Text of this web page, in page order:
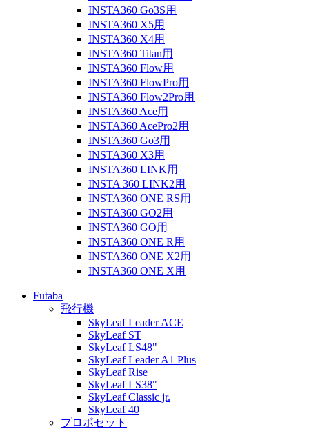
INSTA360 Go3S用
INSTA360 X5用
INSTA360 X4用
INSTA360 Titan用
INSTA360 Flow用
INSTA360 FlowPro用
INSTA360 Flow2Pro用
INSTA360 Ace用
INSTA360 AcePro2用
INSTA360 Go3用
INSTA360 X3用
INSTA360 LINK用
INSTA 360 LINK2用
INSTA360 ONE RS用
INSTA360 GO2用
INSTA360 GO用
INSTA360 ONE R用
INSTA360 ONE X2用
INSTA360 ONE X用
Futaba
飛行機
SkyLeaf Leader ACE
SkyLeaf ST
SkyLeaf LS48"
SkyLeaf Leader A1 Plus
SkyLeaf Rise
SkyLeaf LS38"
SkyLeaf Classic jr.
SkyLeaf 40
プロポセット